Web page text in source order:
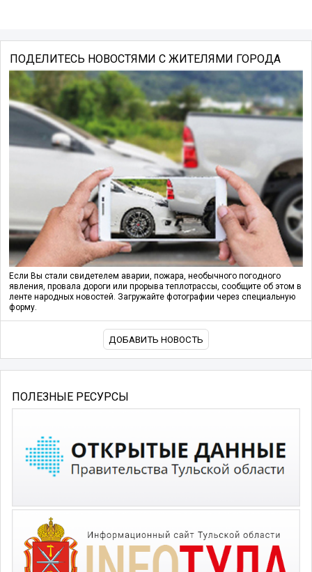
ПОДЕЛИТЕСЬ НОВОСТЯМИ С ЖИТЕЛЯМИ ГОРОДА
Если Вы стали свидетелем аварии, пожара, необычного погодного
явления, провала дороги или прорыва теплотрассы, сообщите об этом в
ленте народных новостей. Загружайте фотографии через специальную
форму.
ДОБАВИТЬ НОВОСТЬ
ПОЛЕЗНЫЕ РЕСУРСЫ